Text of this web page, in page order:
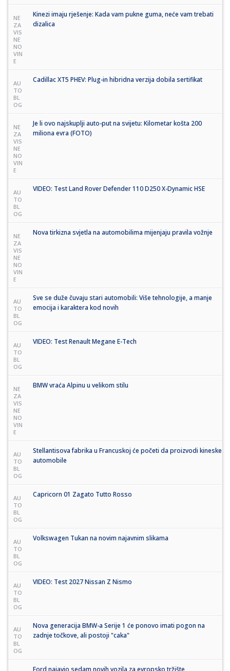
NE
ZA
VIS
NE
NO
VIN
E
Kinezi imaju rješenje: Kada vam pukne guma, neće vam trebati
dizalica
AU
TO
BL
OG
Cadillac XT5 PHEV: Plug-in hibridna verzija dobila sertifikat
NE
ZA
VIS
NE
NO
VIN
E
Je li ovo najskuplji auto-put na svijetu: Kilometar košta 200
miliona evra (FOTO)
AU
TO
BL
OG
VIDEO: Test Land Rover Defender 110 D250 X-Dynamic HSE
NE
ZA
VIS
NE
NO
VIN
E
Nova tirkizna svjetla na automobilima mijenjaju pravila vožnje
AU
TO
BL
OG
Sve se duže čuvaju stari automobili: Više tehnologije, a manje
emocija i karaktera kod novih
AU
TO
BL
OG
VIDEO: Test Renault Megane E-Tech
NE
ZA
VIS
NE
NO
VIN
E
BMW vraća Alpinu u velikom stilu
AU
TO
BL
OG
Stellantisova fabrika u Francuskoj će početi da proizvodi kineske
automobile
AU
TO
BL
OG
Capricorn 01 Zagato Tutto Rosso
AU
TO
BL
OG
Volkswagen Tukan na novim najavnim slikama
AU
TO
BL
OG
VIDEO: Test 2027 Nissan Z Nismo
AU
TO
BL
OG
Nova generacija BMW-a Serije 1 će ponovo imati pogon na
zadnje točkove, ali postoji "caka"
Ford najavio sedam novih vozila za evropsko tržište